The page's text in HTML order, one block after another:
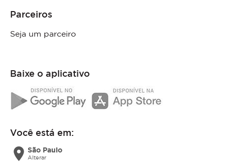
Parceiros
Seja um parceiro
Baixe o aplicativo
Você está em:
location_on São Paulo
Alterar